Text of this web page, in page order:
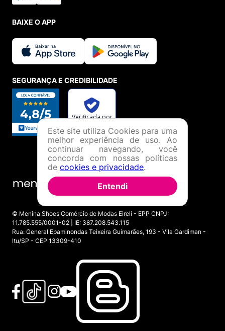
BAIXE O APP
SEGURANÇA E CREDIBILIDADE
© Menina Shoes Comércio de Modas Eireli - EPP CNPJ:
11.785.555/0001-02 | IE: 387.208.543.115
Rua: General Epaminondas Teixeira Guimarães, 193 - Vila Gardiman -
Itu/SP - CEP 13309-410
Este site utiliza Cookies para uma
melhor experiência de uso. Ao
continuar navegando, você
concorda com nossas políticas
de cookies e privacidade.
Entendi